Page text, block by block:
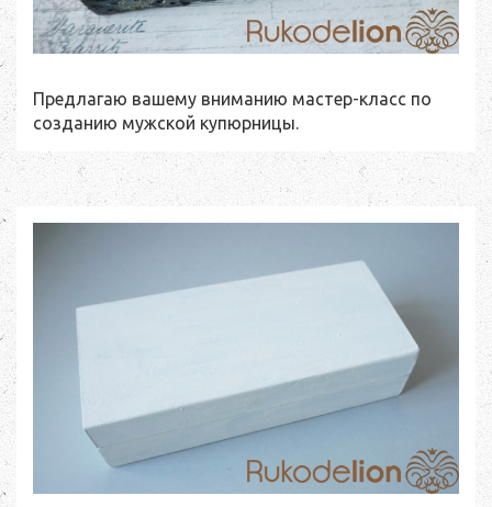
Предлагаю вашему вниманию мастер-класс по
созданию мужской купюрницы.